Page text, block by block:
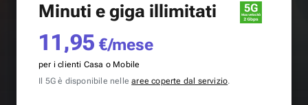
Minuti e giga illimitati
11,95 €/mese
per i clienti Casa o Mobile
Il 5G è disponibile nellearee coperte dal servizio.